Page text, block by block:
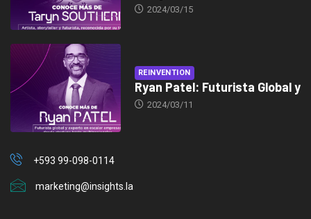
2024/03/15
REINVENTION
Ryan Patel: Futurista Global y
2024/03/11
+593 99-098-0114
marketing@insights.la